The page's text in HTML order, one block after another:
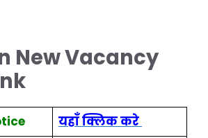
New Vacancy
यहाँ क्लिक करे